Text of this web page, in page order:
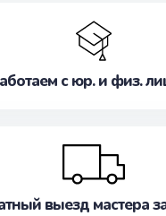
с юр. и физ.
выезд мастера